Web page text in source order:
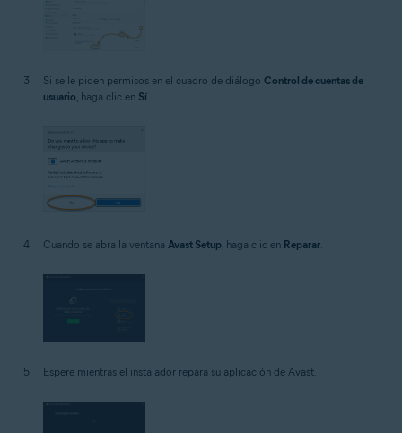
Si se le piden permisos en el cuadro de diálogo Control de cuentas de
usuario , haga clic en Sí
Cuando se abra la ventana Avast Setup , haga clic en Reparar
Espere mientras el instalador repara su aplicación de Avast.